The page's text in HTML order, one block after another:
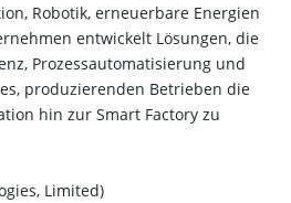
Robotik, erneuerbare Energien
entwickelt Lösungen, die
Prozessautomatisierung und
produzierenden Betrieben die
hin zur Smart Factory zu
Limited)